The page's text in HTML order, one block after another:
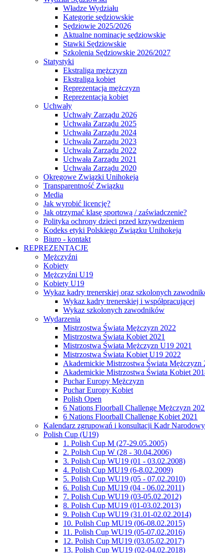
Władze Wydziału
Kategorie sędziowskie
Sędziowie 2025/2026
Aktualne nominacje sędziowskie
Stawki Sędziowskie
Szkolenia Sędziowskie 2026/2027
Statystyki
Ekstraliga mężczyzn
Ekstraliga kobiet
Reprezentacja mężczyzn
Reprezentacja kobiet
Uchwały
Uchwały Zarządu 2026
Uchwała Zarządu 2025
Uchwała Zarządu 2024
Uchwała Zarządu 2023
Uchwała Zarządu 2022
Uchwała Zarządu 2021
Uchwała Zarządu 2020
Okręgowe Związki Unihokeja
Transparentność Związku
Media
Jak wyrobić licencję?
Jak otrzymać klasę sportową / zaświadczenie?
Polityka ochrony dzieci przed krzywdzeniem
Kodeks etyki Polskiego Związku Unihokeja
Biuro - kontakt
REPREZENTACJE
Mężczyźni
Kobiety
Mężczyźni U19
Kobiety U19
Wykaz kadry trenerskiej oraz szkolonych
Wykaz kadry trenerskiej i współpracującej
Wykaz szkolonych zawodników
Wydarzenia
Mistrzostwa Świata Mężczyzn 2022
Mistrzostwa Świata Kobiet 2021
Mistrzostwa Świata Mężczyzn U19 2021
Mistrzostwa Świata Kobiet U19 2022
Akademickie Mistrzostwa Świata Mężczyzn
Akademickie Mistrzostwa Świata Kobiet
Puchar Europy Mężczyzn
Puchar Europy Kobiet
Polish Open
6 Nations Floorball Challenge Mężczyzn
6 Nations Floorball Challenge Kobiet 2021
Kalendarz zgrupowań i konsultacji Kadr
Polish Cup (U19)
1. Polish Cup M (27-29.05.2005)
2. Polish Cup W (28 - 30.04.2006)
3. Polish Cup WU19 (01 - 03.02.2008)
4. Polish Cup MU19 (6-8.02.2009)
5. Polish Cup WU19 (05 - 07.02.2010)
6. Polish Cup MU19 (04 - 06.02.2011)
7. Polish Cup WU19 (03-05.02.2012)
8. Polish Cup MU19 (01-03.02.2013)
9. Polish Cup WU19 (31.01-02.02.2014)
10. Polish Cup MU19 (06-08.02.2015)
11. Polish Cup WU19 (05-07.02.2016)
12. Polish Cup MU19 (03.05.02.2017)
13. Polish Cup WU19 (02-04.02.2018)